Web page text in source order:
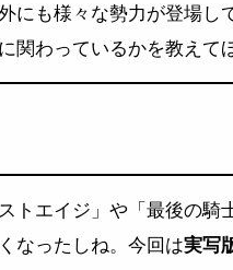
にも様々な勢力が登場し
関わっているかを教えて
トエイジ」や「最後の騎
なったしね。今回は実写